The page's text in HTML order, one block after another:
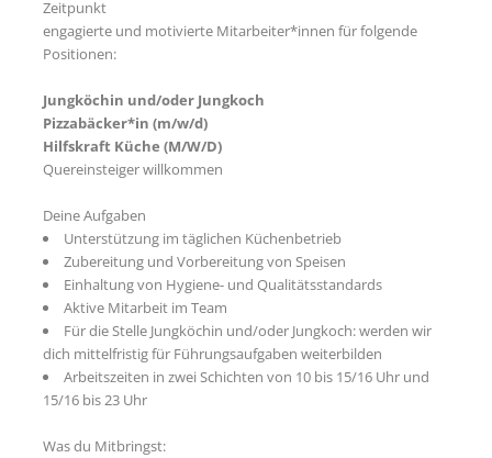
Zeitpunkt
engagierte und motivierte Mitarbeiter*innen für folgende
Positionen:
Jungköchin und/oder Jungkoch
Pizzabäcker*in (m/w/d)
Hilfskraft Küche (M/W/D)
Quereinsteiger willkommen
Deine Aufgaben
Unterstützung im täglichen Küchenbetrieb
Zubereitung und Vorbereitung von Speisen
Einhaltung von Hygiene- und Qualitätsstandards
Aktive Mitarbeit im Team
Für die Stelle Jungköchin und/oder Jungkoch: werden wir
dich mittelfristig für Führungsaufgaben weiterbilden
Arbeitszeiten in zwei Schichten von 10 bis 15/16 Uhr und
15/16 bis 23 Uhr
Was du Mitbringst: